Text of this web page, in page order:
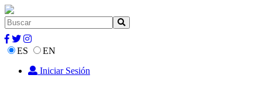
ES
EN
Iniciar Sesión